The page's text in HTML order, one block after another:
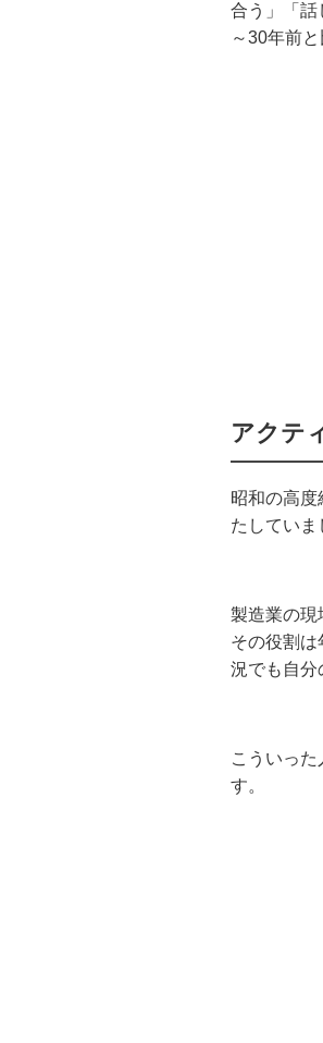
合う」「話
～30年前
アクテ
昭和の高
たしていま
製造業の現
その役割
況でも自分
こういっ
す。